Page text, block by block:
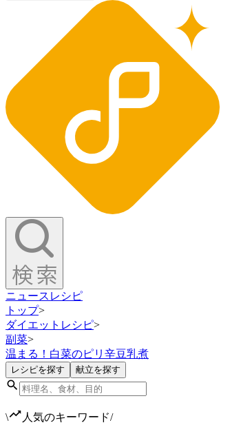
ニュース レシピ
トップ>
ダイエットレシピ>
副菜>
温まる！白菜のピリ辛豆乳煮
レシピを探す 献立を探す
\ 人気のキーワード/